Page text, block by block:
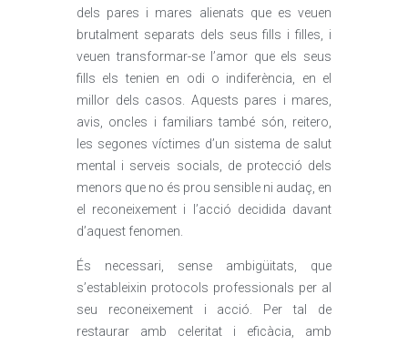
dels pares i mares alienats que es veuen
brutalment separats dels seus fills i filles, i
veuen transformar-se l’amor que els seus
fills els tenien en odi o indiferència, en el
millor dels casos. Aquests pares i mares,
avis, oncles i familiars també són, reitero,
les segones víctimes d’un sistema de salut
mental i serveis socials, de protecció dels
menors que no és prou sensible ni audaç, en
el reconeixement i l’acció decidida davant
d’aquest fenomen.
És necessari, sense ambigüitats, que
s’estableixin protocols professionals per al
seu reconeixement i acció. Per tal de
restaurar amb celeritat i eficàcia, amb